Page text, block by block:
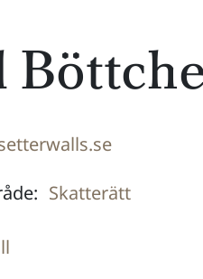
Skatterätt